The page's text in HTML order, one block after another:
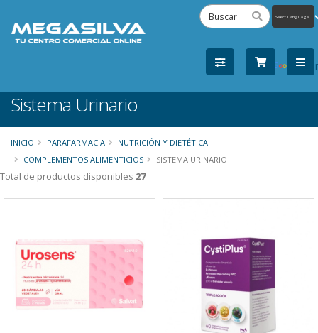
by
Sistema Urinario
INICIO PARAFARMACIA
NUTRICIÓN Y DIETÉTICA
COMPLEMENTOS ALIMENTICIOS
SISTEMA URINARIO
Total de productos disponibles 27